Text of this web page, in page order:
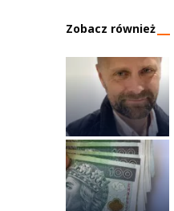
Zobacz również